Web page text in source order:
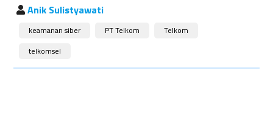
Anik Sulistyawati
keamanan siber PT Telkom
Telkom
telkomsel